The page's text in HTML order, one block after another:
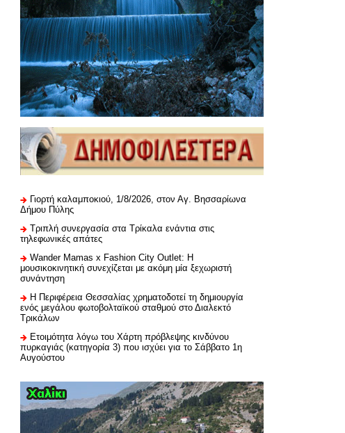
Γιορτή καλαμποκιού, 1/8/2026, στον Αγ. Βησσαρίωνα
Δήμου Πύλης
Τριπλή συνεργασία στα Τρίκαλα ενάντια στις
τηλεφωνικές απάτες
Wander Mamas x Fashion City Outlet: Η
μουσικοκινητική συνεχίζεται με ακόμη μία ξεχωριστή
συνάντηση
H Περιφέρεια Θεσσαλίας χρηματοδοτεί τη δημιουργία
ενός μεγάλου φωτοβολταϊκού σταθμού στο Διαλεκτό
Τρικάλων
Ετοιμότητα λόγω του Χάρτη πρόβλεψης κινδύνου
πυρκαγιάς (κατηγορία 3) που ισχύει για το Σάββατο 1η
Αυγούστου